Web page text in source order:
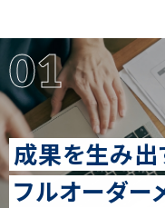
01
成果を生み出
フルオーダー